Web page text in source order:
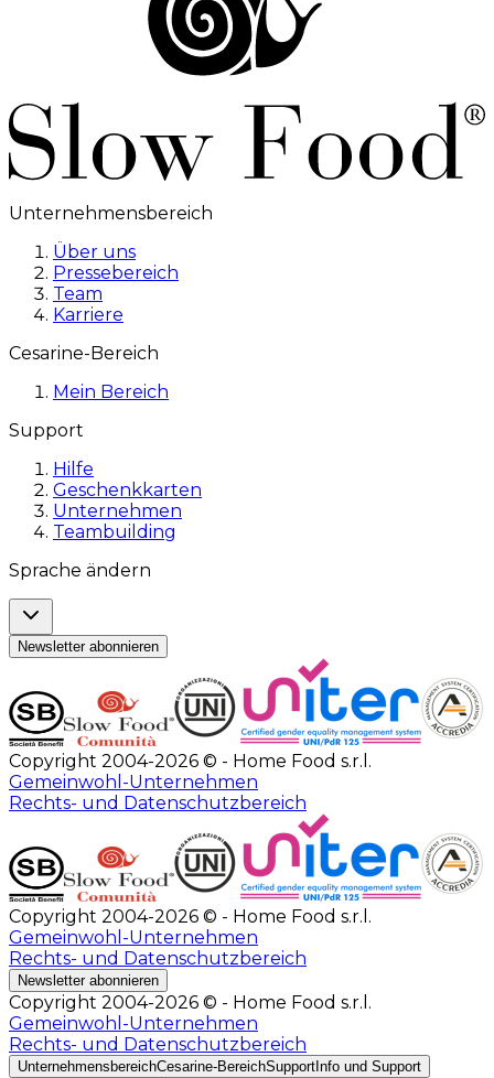
Unternehmensbereich
Über uns
Pressebereich
Team
Karriere
Cesarine-Bereich
Mein Bereich
Support
Hilfe
Geschenkkarten
Unternehmen
Teambuilding
Sprache ändern
Newsletter abonnieren
Copyright 2004-2026 © - Home Food s.r.l.
Gemeinwohl-Unternehmen
Rechts- und Datenschutzbereich
Copyright 2004-2026 © - Home Food s.r.l.
Gemeinwohl-Unternehmen
Rechts- und Datenschutzbereich
Newsletter abonnieren
Copyright 2004-2026 © - Home Food s.r.l.
Gemeinwohl-Unternehmen
Rechts- und Datenschutzbereich
UnternehmensbereichCesarine-BereichSupport Info und Support